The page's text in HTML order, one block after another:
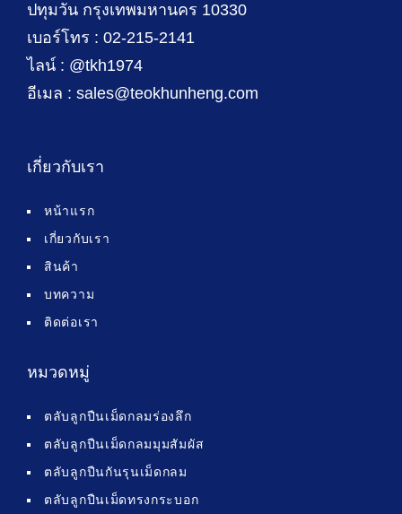
ปทุมวัน กรุงเทพมหานคร 10330
เบอร์โทร : 02-215-2141
ไลน์ : @tkh1974
อีเมล : sales@teokhunheng.com
เกี่ยวกับเรา
หน้าแรก
เกี่ยวกับเรา
สินค้า
บทความ
ติดต่อเรา
หมวดหมู่
ตลับลูกปืนเม็ดกลมร่องลึก
ตลับลูกปืนเม็ดกลมมุมสัมผัส
ตลับลูกปืนกันรุนเม็ดกลม
ตลับลูกปืนเม็ดทรงกระบอก